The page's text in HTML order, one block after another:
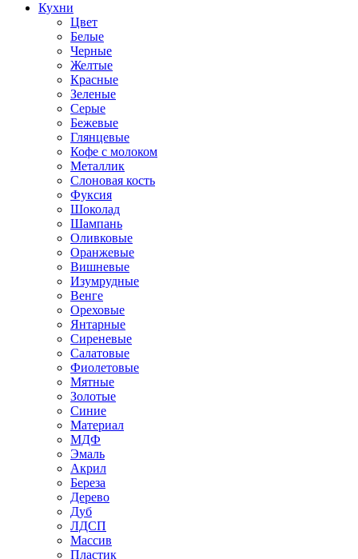
Кухни
Цвет
Белые
Черные
Желтые
Красные
Зеленые
Серые
Бежевые
Глянцевые
Кофе с молоком
Металлик
Слоновая кость
Фуксия
Шоколад
Шампань
Оливковые
Оранжевые
Вишневые
Изумрудные
Венге
Ореховые
Янтарные
Сиреневые
Салатовые
Фиолетовые
Мятные
Золотые
Синие
Материал
МДФ
Эмаль
Акрил
Береза
Дерево
Дуб
ЛДСП
Массив
Пластик